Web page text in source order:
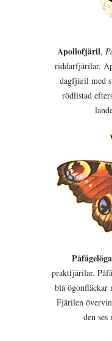
Apollofjäril,
riddarfjärilar.
dagfjäril med
rödlistad
Påfågelöga
praktfjärilar.
blå ögonfläckar
Fjärilen
den